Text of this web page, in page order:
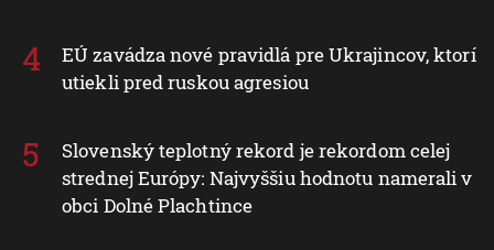
EÚ zavádza nové pravidlá pre Ukrajincov, ktorí
utiekli pred ruskou agresiou
Slovenský teplotný rekord je rekordom celej
strednej Európy: Najvyššiu hodnotu namerali v
obci Dolné Plachtince